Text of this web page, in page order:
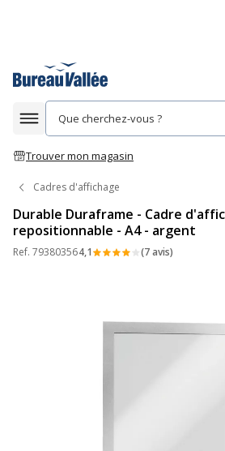
Afficher la navigation
Trouver mon magasin
Cadres d'affichage
Durable Duraframe - Cadre
repositionnable - A4 - argent
Ref. 793803564,1 (7 avis)